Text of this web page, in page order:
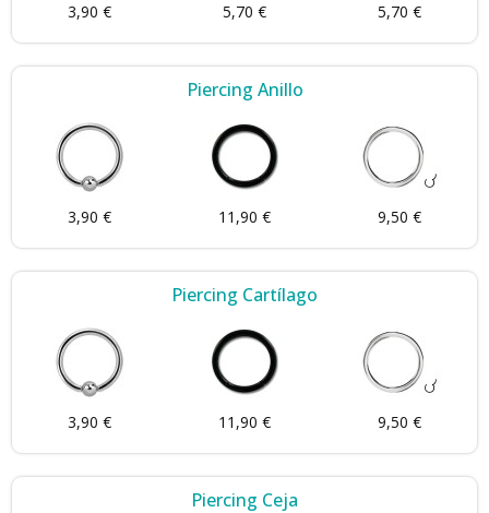
3,90 € 5,70 € 5,70 €
Piercing Anillo
3,90 € 11,90 € 9,50 €
Piercing Cartílago
3,90 € 11,90 € 9,50 €
Piercing Ceja